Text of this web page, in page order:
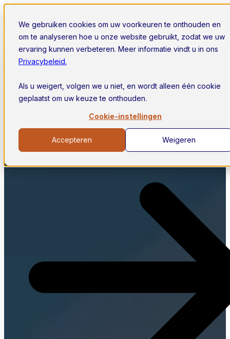
We gebruiken cookies om uw voorkeuren te onthouden en
om te analyseren hoe u onze website gebruikt, zodat we uw
ervaring kunnen verbeteren. Meer informatie vindt u in ons
Privacybeleid.
Als u weigert, volgen we u niet, en wordt alleen één cookie
geplaatst om uw keuze te onthouden.
Cookie-instellingen
Accepteren Weigeren
Open main navigation
Nieuws van Ecoways.
windmolens en windenergie? Lees onze blogs en meld je aan
onze nieuwsbrief!
Lees de blogs